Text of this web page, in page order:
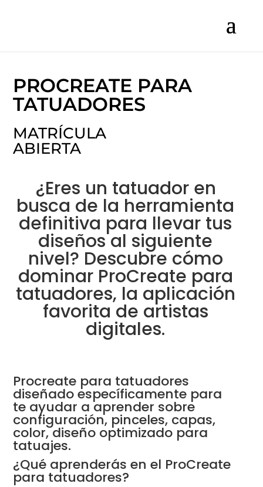
PROCREATE PARA
TATUADORES
MATRÍCULA
ABIERTA
¿Eres un tatuador en
busca de la herramienta
definitiva para llevar tus
diseños al siguiente
nivel? Descubre cómo
dominar ProCreate para
tatuadores, la aplicación
favorita de artistas
digitales.
Procreate para tatuadores
diseñado específicamente para
te ayudar a aprender sobre
configuración, pinceles, capas,
color, diseño optimizado para
tatuajes.
¿Qué aprenderás en el ProCreate
para tatuadores?